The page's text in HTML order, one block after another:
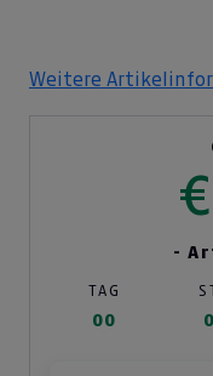
Weitere
-
TAG
00